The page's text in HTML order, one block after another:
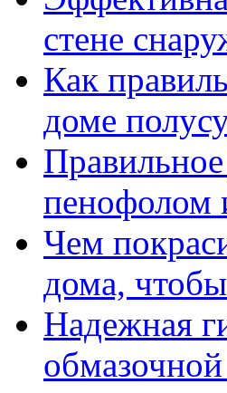
стене
Как
доме
пенофолом
Чем
дома,
Надежная